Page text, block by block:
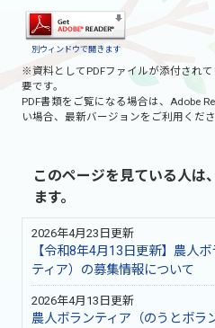
別ウィンドウで開きます
※資料としてPDFファイルが添付され
要です。
PDF書類をご覧になる場合は、Adobe
い場合、最新バージョンをご利用くださ
このページを見ている人は
ます。
2026年4月23日更新
【令和8年4月13日更新】農人
ティア）の募集情報について
2026年4月13日更新
農人ボランティア（のうとボラ